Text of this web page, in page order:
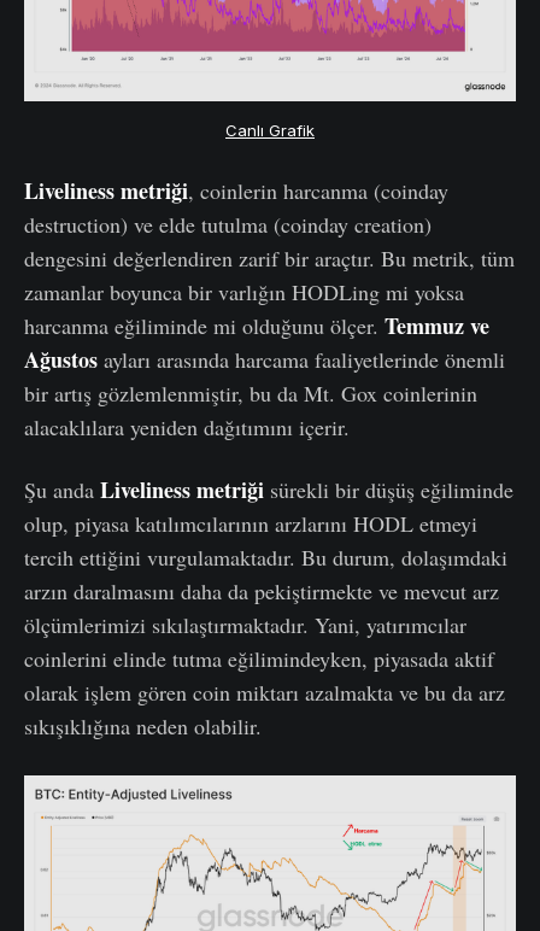
Canlı Grafik
Liveliness metriği, coinlerin harcanma (coinday
destruction) ve elde tutulma (coinday creation)
dengesini değerlendiren zarif bir araçtır. Bu metrik, tüm
zamanlar boyunca bir varlığın HODLing mi yoksa
harcanma eğiliminde mi olduğunu ölçer. Temmuz ve
Ağustos ayları arasında harcama faaliyetlerinde önemli
bir artış gözlemlenmiştir, bu da Mt. Gox coinlerinin
alacaklılara yeniden dağıtımını içerir.
Şu anda Liveliness metriği sürekli bir düşüş eğiliminde
olup, piyasa katılımcılarının arzlarını HODL etmeyi
tercih ettiğini vurgulamaktadır. Bu durum, dolaşımdaki
arzın daralmasını daha da pekiştirmekte ve mevcut arz
ölçümlerimizi sıkılaştırmaktadır. Yani, yatırımcılar
coinlerini elinde tutma eğilimindeyken, piyasada aktif
olarak işlem gören coin miktarı azalmakta ve bu da arz
sıkışıklığına neden olabilir.